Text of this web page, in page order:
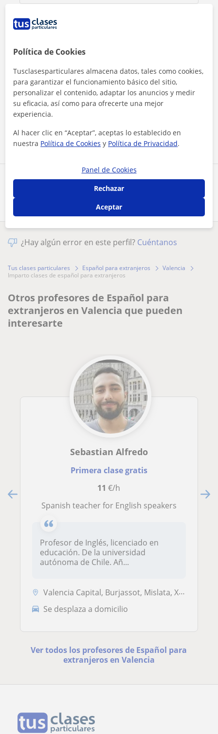
Comparte a este profesor
Al hacer clic, aceptas nuestroaviso legal y de privacidad
Contactar ahora
¿Hay algún error en este perfil? Cuéntanos
Tus clases particulares Español para extranjeros
Valencia
imparto clases de español para extranjeros
Otros profesores de Español para
extranjeros en Valencia que pueden
interesarte
Sebastian Alfredo
Primera clase gratis
11 €/h
Spanish teacher for English speakers
Profesor de Inglés, licenciado en
educación. De la universidad
autónoma de Chile. Añ...
Valencia Capital, Burjassot, Mislata, Xirivella
Se desplaza a domicilio
Ver todos los profesores de Español para
extranjeros en Valencia
Política de Cookies
Tusclasesparticulares almacena datos, tales como cookies,
para garantizar el funcionamiento básico del sitio,
personalizar el contenido, adaptar los anuncios y medir
su eficacia, así como para ofrecerte una mejor
experiencia.
Al hacer clic en “Aceptar”, aceptas lo establecido en
nuestra Política de Cookies y Política de Privacidad.
Panel de Cookies
Rechazar
Aceptar